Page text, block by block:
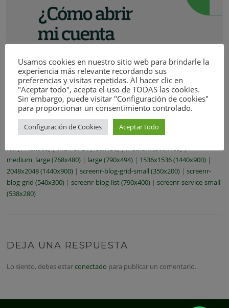
full (1440x900)|thumbnail (150x150)|medium (300x188)|
medium_large (768x480) | large (790x494) | 1536x1536 (1440x900) |
2048x2048 (1440x900) |screenr-blog-grid-small (350x200) |screenr-
blog-grid (540x300) |screenr-blog-list (790x400) |screenr-service-small
(538x280)
DEJA UNA RESPUESTA
Lo siento, debes estarconectado para publicar un comentario.
Usamos cookies en nuestro sitio web para brindarle la
experiencia más relevante recordando sus
preferencias y visitas repetidas. Al hacer clic en
"Aceptar todo", acepta el uso de TODAS las cookies.
Sin embargo, puede visitar "Configuración de cookies"
para proporcionar un consentimiento controlado.
Configuración de Cookies Aceptar todo